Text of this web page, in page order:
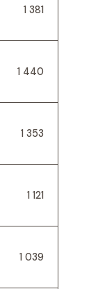
1 381
1 440
1 353
1 121
1 039